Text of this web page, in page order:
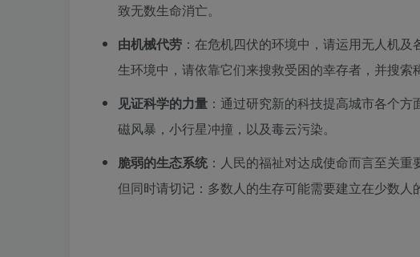
致无数生命消亡。
由机械代劳 ：在危机四伏的环境中，请运用无人机
生环境中，请依靠它们来搜救受困的幸存者，并搜索
见证科学的力量 ：通过研究新的科技提高城市各个
磁风暴，小行星冲撞，以及毒云污染。
脆弱的生态系统：人民的福祉对达成使命而言至关
但同时请切记：多数人的生存可能需要建立在少数人